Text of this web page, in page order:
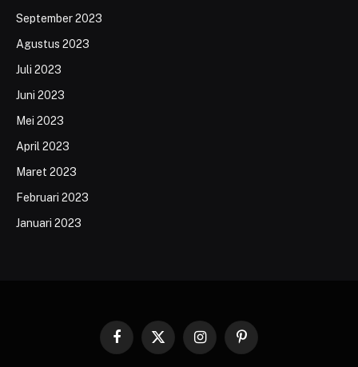
September 2023
Agustus 2023
Juli 2023
Juni 2023
Mei 2023
April 2023
Maret 2023
Februari 2023
Januari 2023
Facebook
X
InstagramPinterest